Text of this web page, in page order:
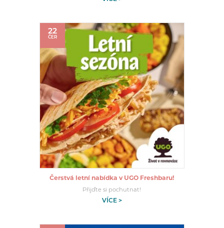
22
ČER
Čerstvá letní nabídka v UGO Freshbaru!
Přijďte si pochutnat!
VÍCE >